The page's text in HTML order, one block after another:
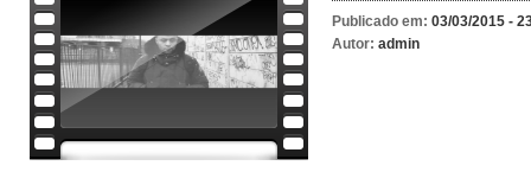
Publicado em: 03/03/2015 -
Autor: admin